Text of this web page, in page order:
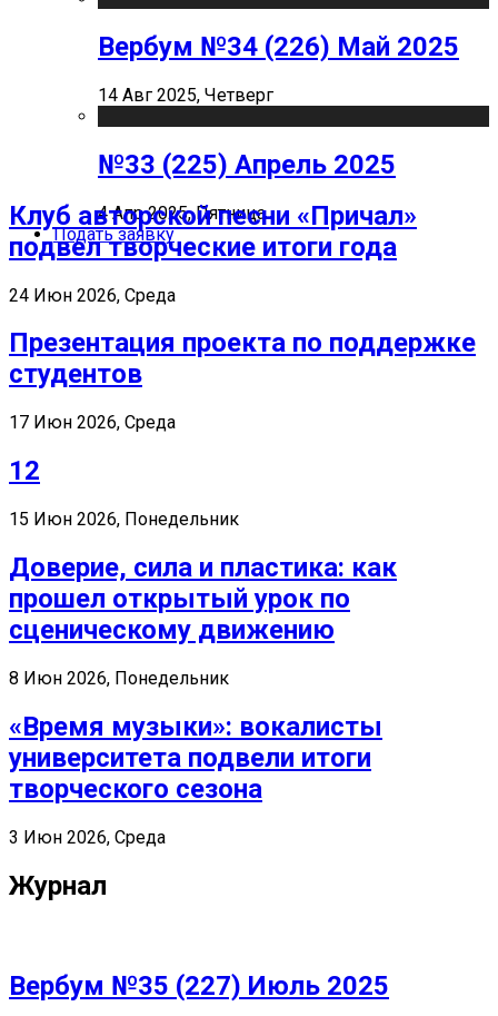
Вербум №34 (226) Май 2025
14 Авг 2025, Четверг
№33 (225) Апрель 2025
4 Апр 2025, Пятница
Подать заявку
Клуб авторской песни «Причал»
подвел творческие итоги года
24 Июн 2026, Среда
Презентация проекта по поддержке
студентов
17 Июн 2026, Среда
12
15 Июн 2026, Понедельник
Доверие, сила и пластика: как
прошел открытый урок по
сценическому движению
8 Июн 2026, Понедельник
«Время музыки»: вокалисты
университета подвели итоги
творческого сезона
3 Июн 2026, Среда
Журнал
Вербум №35 (227) Июль 2025